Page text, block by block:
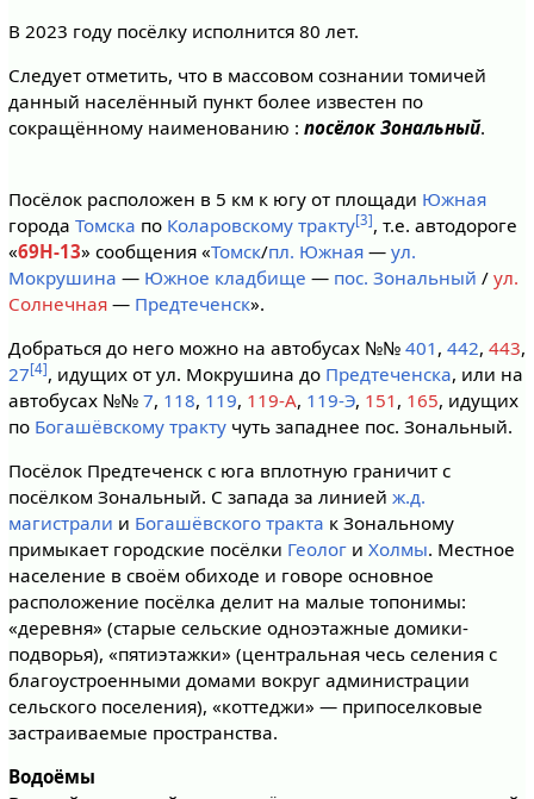
В 2023 году посёлку исполнится 80 лет.
Следует отметить, что в массовом сознании томичей
данный населённый пункт более известен по
сокращённому наименованию : посёлок Зональный.
Посёлок расположен в 5 км к югу от площади Южная
города Томска по Коларовскому тракту[3], т.е. автодороге
«69Н-13» сообщения «Томск/пл. Южная— ул.
Мокрушина — Южное кладбище — пос. Зональный / ул.
Солнечная— Предтеченск».
Добраться до него можно на автобусах №№ 401 , 442, 443,
27[4], идущих от ул. Мокрушина до Предтеченска, или на
автобусах №№ 7, 118, 119, 119-А, 119-Э, 151 , 165, идущих
по Богашёвскому трактучуть западнее пос. Зональный.
Посёлок Предтеченск с юга вплотную граничит с
посёлком Зональный. С запада за линией ж.д.
магистрали и Богашёвского тракта к Зональному
примыкает городские посёлки Геологи Холмы. Местное
население в своём обиходе и говоре основное
расположение посёлка делит на малые топонимы:
«деревня» (старые сельские одноэтажные домики-
подворья), «пятиэтажки» (центральная чесь селения с
благоустроенными домами вокруг администрации
сельского поселения), «коттеджи» — припоселковые
застраиваемые пространства.
Водоёмы